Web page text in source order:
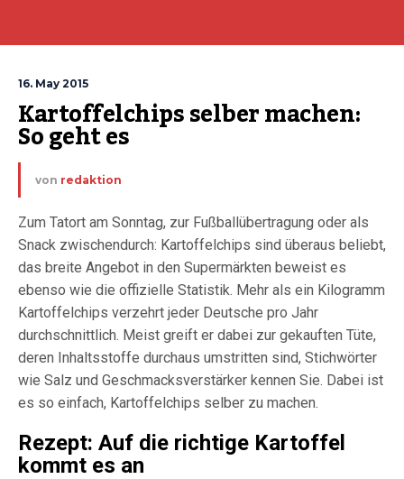
16. May 2015
Kartoffelchips selber machen:
So geht es
von redaktion
Zum Tatort am Sonntag, zur Fußballübertragung oder als
Snack zwischendurch: Kartoffelchips sind überaus beliebt,
das breite Angebot in den Supermärkten beweist es
ebenso wie die offizielle Statistik. Mehr als ein Kilogramm
Kartoffelchips verzehrt jeder Deutsche pro Jahr
durchschnittlich. Meist greift er dabei zur gekauften Tüte,
deren Inhaltsstoffe durchaus umstritten sind, Stichwörter
wie Salz und Geschmacksverstärker kennen Sie. Dabei ist
es so einfach, Kartoffelchips selber zu machen.
Rezept: Auf die richtige Kartoffel
kommt es an